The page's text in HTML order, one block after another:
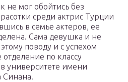
не мог обойтись без
среди актрис Турции
в семье актеров, ее
Сама девушка и не
поводу и с успехом
отделение по классу
в университете имени
Синана.